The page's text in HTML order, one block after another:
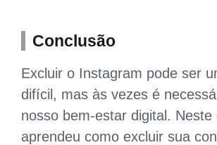
Conclusão
Excluir o Instagram pode ser
difícil, mas às vezes é
nosso bem-estar digital. Neste
aprendeu como excluir sua